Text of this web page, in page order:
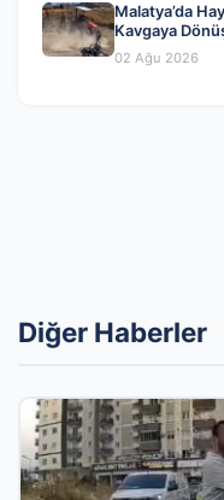
Malatya’da
Kavgaya
02 Ağu 2026
Diğer Haberler